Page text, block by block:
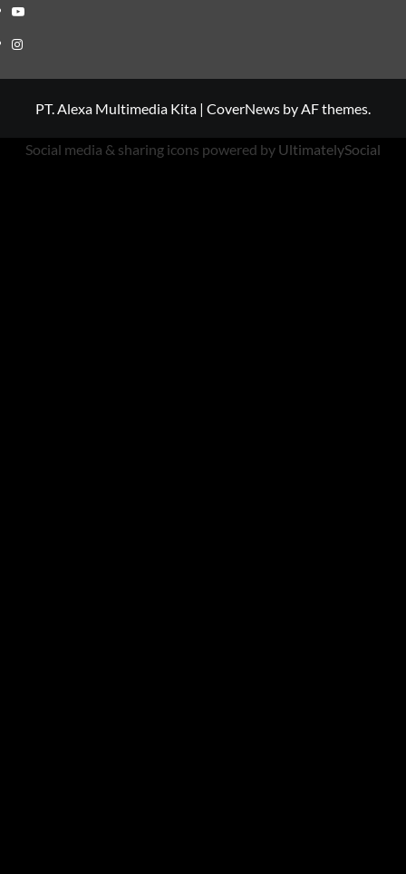
Youtube
Instagram
PT. Alexa Multimedia Kita | CoverNews by AF themes.
Social media & sharing icons powered by UltimatelySocial